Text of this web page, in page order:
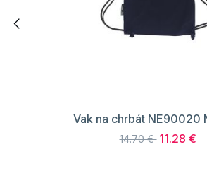
Vak na chrbát NE90020
14.70 € 11.28 €